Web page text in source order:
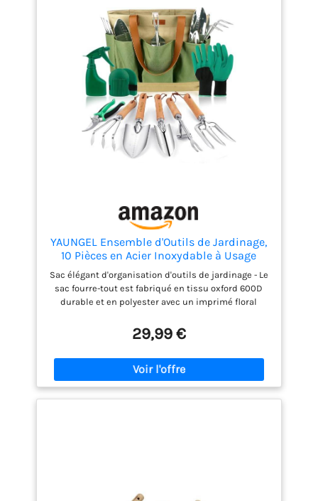
YAUNGEL Ensemble d'Outils de Jardinage,
10 Pièces en Acier Inoxydable à Usage
intensif avec poignée en Bois
antidérapante - Cadeaux pour Les
Femmes et Les Hommes, Vert
Sac élégant d'organisation d'outils de jardinage - Le
sac fourre-tout est fabriqué en tissu oxford 600D
durable et en polyester avec un imprimé floral
outils. Acier inoxydable durable - Les têtes en acier
inoxydable robuste peuvent résister aux racines,
aux roches et au sol les plus durs, plus robustes
que l'aluminium coulé/enrobé, pas besoin de
s'inquiéter de la rouille et de la rupture pendant la
taille, le creusement, le désherbage, etc. Le
désherbage et la plantation. Le bas de la poignée
29,99 €